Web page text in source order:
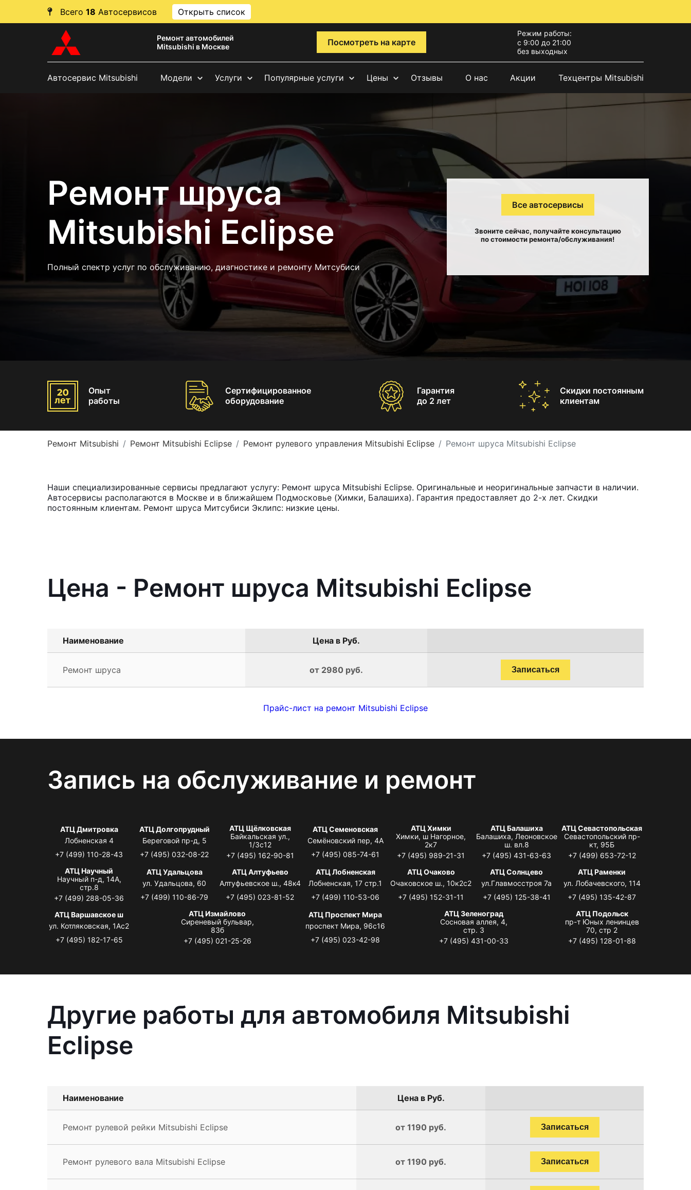
Всего 18 Автосервисов Открыть список
Ремонт автомобилей
Mitsubishi в Москве
Посмотреть на карте
Режим работы:
с 9:00 до 21:00
без выходных
Автосервис Mitsubishi Модели Услуги Популярные услуги Цены Отзывы О нас Акции Техцентры Mitsubishi
Ремонт шруса
Mitsubishi Eclipse
Полный спектр услуг по обслуживанию, диагностике и ремонту Митсубиси
Все автосервисы
Звоните сейчас, получайте консультацию
по стоимости ремонта/обслуживания!
Опыт
работы
Сертифицированное
оборудование
Гарантия
до 2 лет
Скидки постоянным
клиентам
Ремонт Mitsubishi Ремонт Mitsubishi Eclipse Ремонт рулевого управления Mitsubishi Eclipse Ремонт шруса Mitsubishi Eclipse
Наши специализированные сервисы предлагают услугу: Ремонт шруса Mitsubishi Eclipse. Оригинальные и неоригинальные запчасти в наличии.
Автосервисы располагаются в Москве и в ближайшем Подмосковье (Химки, Балашиха). Гарантия предоставляет до 2-х лет. Скидки
постоянным клиентам. Ремонт шруса Митсубиси Эклипс: низкие цены.
Цена - Ремонт шруса Mitsubishi Eclipse
Наименование Цена в Руб.
Ремонт шруса от 2980 руб. Записаться
Прайс-лист на ремонт Mitsubishi Eclipse
Запись на обслуживание и ремонт
АТЦ Дмитровка
Лобненская 4
+7 (499) 110-28-43
АТЦ Долгопрудный
Береговой пр-д, 5
+7 (495) 032-08-22
АТЦ Щёлковская
Байкальская ул.,
1/3с12
+7 (495) 162-90-81
АТЦ Семеновская
Семёновский пер, 4А
+7 (495) 085-74-61
АТЦ Химки
Химки, ш Нагорное,
2к7
+7 (495) 989-21-31
АТЦ Балашиха
Балашиха, Леоновское
ш. вл.8
+7 (495) 431-63-63
АТЦ Севастопольская
Севастопольский пр-
кт, 95Б
+7 (499) 653-72-12
АТЦ Научный
Научный п-д, 14А,
стр.8
+7 (499) 288-05-36
АТЦ Удальцова
ул. Удальцова, 60
+7 (499) 110-86-79
АТЦ Алтуфьево
Алтуфьевское ш., 48к4
+7 (495) 023-81-52
АТЦ Лобненская
Лобненская, 17 стр.1
+7 (499) 110-53-06
АТЦ Очаково
Очаковское ш., 10к2с2
+7 (495) 152-31-11
АТЦ Солнцево
ул.Главмосстроя 7а
+7 (495) 125-38-41
АТЦ Раменки
ул. Лобачевского, 114
+7 (495) 135-42-87
АТЦ Варшавское ш
ул. Котляковская, 1Ас2
+7 (495) 182-17-65
АТЦ Измайлово
Сиреневый бульвар,
83б
+7 (495) 021-25-26
АТЦ Проспект Мира
проспект Мира, 96с16
+7 (495) 023-42-98
АТЦ Зеленоград
Сосновая аллея, 4,
стр. 3
+7 (495) 431-00-33
АТЦ Подольск
пр-т Юных ленинцев
70, стр 2
+7 (495) 128-01-88
Другие работы для автомобиля Mitsubishi
Eclipse
Наименование Цена в Руб.
Ремонт рулевой рейки Mitsubishi Eclipse от 1190 руб. Записаться
Ремонт рулевого вала Mitsubishi Eclipse от 1190 руб. Записаться